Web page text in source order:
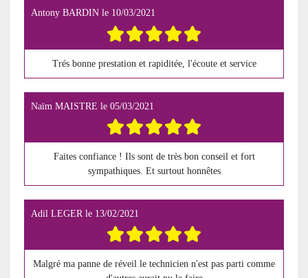
Antony BARDIN le 10/03/2021
Trés bonne prestation et rapiditée, l'écoute et service
Naïm MAISTRE le 05/03/2021
Faites confiance ! Ils sont de très bon conseil et fort
sympathiques. Et surtout honnêtes
Adil LEGER le 13/02/2021
Malgré ma panne de réveil le technicien n'est pas parti comme